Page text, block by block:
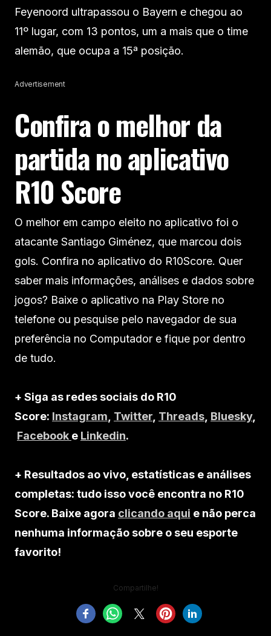
Feyenoord ultrapassou o Bayern e chegou ao
11º lugar, com 13 pontos, um a mais que o time
alemão, que ocupa a 15ª posição.
Advertisement
Confira o melhor da
partida no aplicativo
R10 Score
O melhor em campo eleito no aplicativo foi o
atacante Santiago Giménez, que marcou dois
gols. Confira no aplicativo do R10Score. Quer
saber mais informações, análises e dados sobre
jogos? Baixe o aplicativo na Play Store no
telefone ou pesquise pelo navegador de sua
preferência no Computador e fique por dentro
de tudo.
+ Siga as redes sociais do R10
Score: Instagram Twitter Threads Bluesky,
Facebook e Linkedin.
+ Resultados ao vivo, estatísticas e análises
completas: tudo isso você encontra no R10
Score. Baixe agora clicando aqui e não perca
nenhuma informação sobre o seu esporte
favorito!
Compartilhe!